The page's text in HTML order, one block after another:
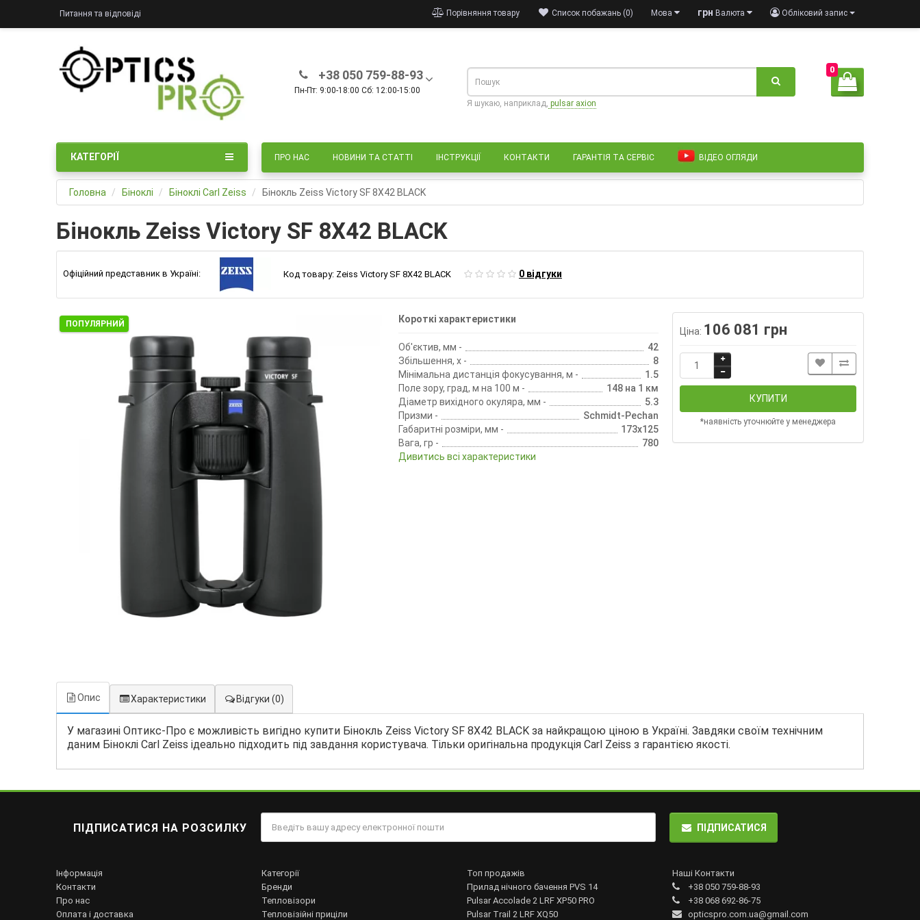
Питання та відповіді Обліковий запис
грн Валюта
Мова
Список побажань (0)
Порівняння товару
+38 050 759-88-93
Пн-Пт: 9:00-18:00 Сб: 12:00-15:00
0
Я шукаю, наприклад, pulsar axion
ПРО НАС НОВИНИ ТА СТАТТІ ІНСТРУКЦІЇ КОНТАКТИ ГАРАНТІЯ ТА СЕРВІС ВІДЕО ОГЛЯДИ
КАТЕГОРІЇ
Головна Біноклі Біноклі Carl Zeiss Бінокль Zeiss Victory SF 8X42 BLACK
Бінокль Zeiss Victory SF 8X42 BLACK
Офіційний представник в Україні: Код товару: Zeiss Victory SF 8X42 BLACK 0 відгуки
ПОПУЛЯРНИЙ Короткі характеристики
Об'єктив, мм -
42
Збільшення, х -
8
Мінімальна дистанція фокусування, м -
1.5
Поле зору, град, м на 100 м -
148 на 1 км
Діаметр вихідного окуляра, мм -
5.3
Призми -
Schmidt-Pechan
Габаритні розміри, мм -
173x125
Вага, гр -
780
Дивитись всі характеристики
Ціна: 106 081 грн
КУПИТИ
*наявність уточнюйте у менеджера
Опис Характеристики Відгуки (0)
У магазині Оптикс-Про є можливість вигідно купити Бінокль Zeiss Victory SF 8X42 BLACK за найкращою ціною в Україні. Завдяки своїм технічним
даним Біноклі Carl Zeiss ідеально підходить під завдання користувача. Тільки оригінальна продукція Carl Zeiss з гарантією якості.
ПІДПИСАТИСЯ НА РОЗСИЛКУ ПІДПИСАТИСЯ
Інформація
Контакти
Про нас
Оплата і доставка
Категорії
Бренди
Тепловізори
Тепловізійні приціли
Топ продажів
Прилад нічного бачення PVS 14
Pulsar Accolade 2 LRF XP50 PRO
Pulsar Trail 2 LRF XQ50
Наші Контакти
+38 050 759-88-93
+38 068 692-86-75
opticspro.com.ua@gmail.com